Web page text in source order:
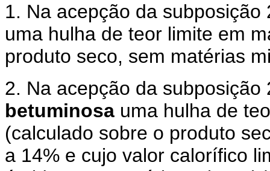
1. Na acepção da
uma hulha de teor limite em
produto seco, sem matérias
2. Na acepção da
betuminosa uma hulha de
(calculado sobre o produto
a 14% e cujo valor calorífico